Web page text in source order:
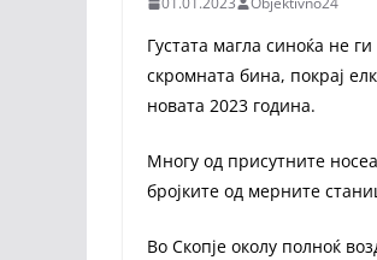
Густата магла синоќа не
скромната бина, покрај
новата 2023 година.
Многу од присутните
бројките од мерните
Во Скопје околу полноќ